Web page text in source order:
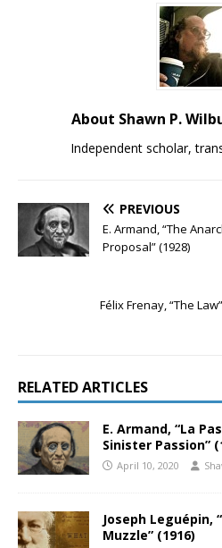
About Shawn P.
Independent scholar,
PREVIOUS
E. Armand, “The
Proposal” (1928)
Félix Frenay, “The
RELATED ARTICLES
E. Armand, “La
Sinister Passion”
April 10, 2020
Joseph Leguépin,
Muzzle” (1916)